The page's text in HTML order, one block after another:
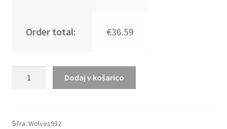
Order total: €36.59
Wolves
Dodaj v košarico
Šifra: Wolves932